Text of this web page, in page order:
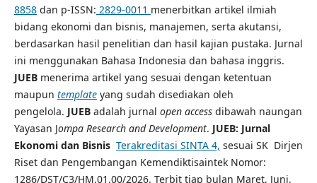
8858dan p-ISSN: 2829-0011 menerbitkan artikel ilmiah
bidang ekonomi dan bisnis, manajemen, serta akutansi,
berdasarkan hasil penelitian dan hasil kajian pustaka. Jurnal
ini menggunakan Bahasa Indonesia dan bahasa inggris.
JUEB menerima artikel yang sesuai dengan ketentuan
maupun templateyang sudah disediakan oleh
pengelola. JUEBadalah jurnal open access dibawah naungan
Yayasan Jompa Research and Development. JUEB: Jurnal
Ekonomi dan Bisnis Terakreditasi SINTA 4, sesuai SK Dirjen
Riset dan Pengembangan Kemendiktisaintek Nomor:
1286/DST/C3/HM.01.00/2026. Terbit tiap bulan Maret, Juni,